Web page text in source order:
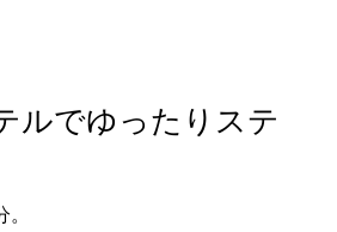
線・JR＋宿泊プラン
ルでゆったりステ